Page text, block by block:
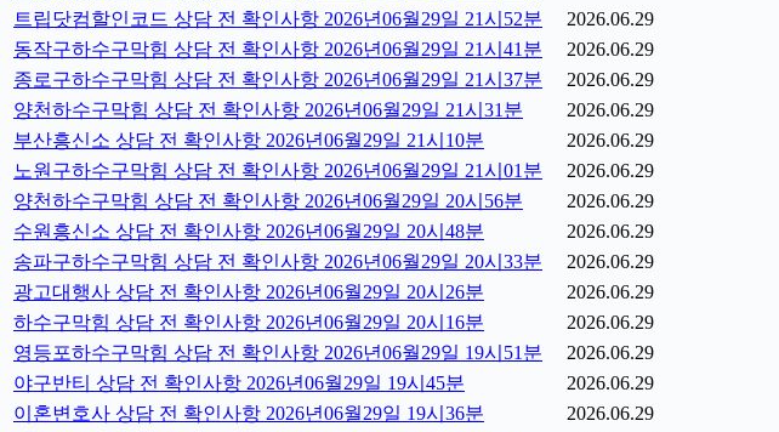
트립닷컴할인코드 상담 전 확인사항 2026년06월29일 21시52분
2026.06.29
동작구하수구막힘 상담 전 확인사항 2026년06월29일 21시41분
2026.06.29
종로구하수구막힘 상담 전 확인사항 2026년06월29일 21시37분
2026.06.29
양천하수구막힘 상담 전 확인사항 2026년06월29일 21시31분
2026.06.29
부산흥신소 상담 전 확인사항 2026년06월29일 21시10분
2026.06.29
노원구하수구막힘 상담 전 확인사항 2026년06월29일 21시01분
2026.06.29
양천하수구막힘 상담 전 확인사항 2026년06월29일 20시56분
2026.06.29
수원흥신소 상담 전 확인사항 2026년06월29일 20시48분
2026.06.29
송파구하수구막힘 상담 전 확인사항 2026년06월29일 20시33분
2026.06.29
광고대행사 상담 전 확인사항 2026년06월29일 20시26분
2026.06.29
하수구막힘 상담 전 확인사항 2026년06월29일 20시16분
2026.06.29
영등포하수구막힘 상담 전 확인사항 2026년06월29일 19시51분
2026.06.29
야구반티 상담 전 확인사항 2026년06월29일 19시45분
2026.06.29
이혼변호사 상담 전 확인사항 2026년06월29일 19시36분
2026.06.29